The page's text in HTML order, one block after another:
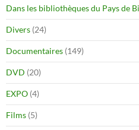
Dans les bibliothèques du Pays de
Divers (24)
Documentaires (149)
DVD (20)
EXPO (4)
Films (5)